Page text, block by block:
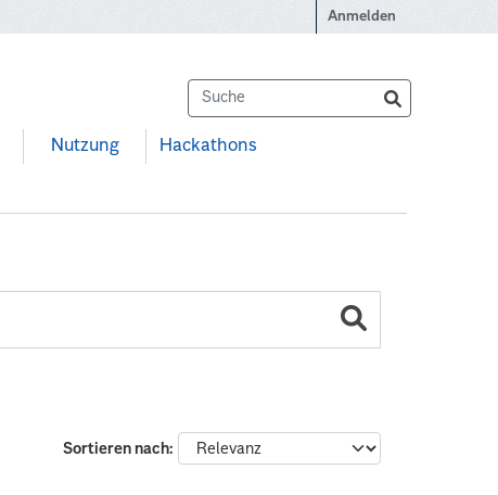
Anmelden
Nutzung Hackathons
Sortieren nach